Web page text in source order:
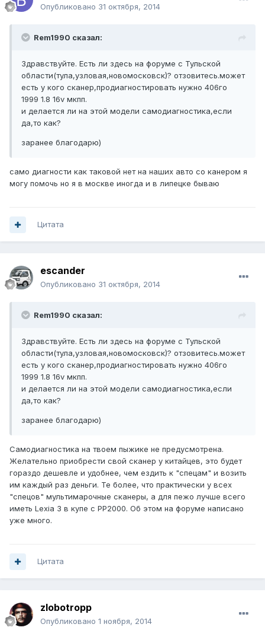
Опубликовано 31 октября, 2014
Rem1990 сказал:
Здравствуйте. Есть ли здесь на форуме с Тульской
области(тула,узловая,новомосковск)? отзовитесь.может
есть у кого сканер,продиагностировать нужно 406го
1999 1.8 16v мкпп.
и делается ли на этой модели самодиагностика,если
да,то как?
заранее благодарю)
само диагности как таковой нет на наших авто со канером я
могу помочь но я в москве иногда и в липецке бываю
Цитата
escander
Опубликовано 31 октября, 2014
Rem1990 сказал:
Здравствуйте. Есть ли здесь на форуме с Тульской
области(тула,узловая,новомосковск)? отзовитесь.может
есть у кого сканер,продиагностировать нужно 406го
1999 1.8 16v мкпп.
и делается ли на этой модели самодиагностика,если
да,то как?
заранее благодарю)
Самодиагностика на твоем пыжике не предусмотрена.
Желательно приобрести свой сканер у китайцев, это будет
гораздо дешевле и удобнее, чем ездить к "спецам" и возить
им каждый раз деньги. Те более, что практически у всех
"спецов" мультимарочные сканеры, а для пежо лучше всего
иметь Lexia 3 в купе с PP2000. Об этом на форуме написано
уже много.
Цитата
zlobotropp
Опубликовано 1 ноября, 2014